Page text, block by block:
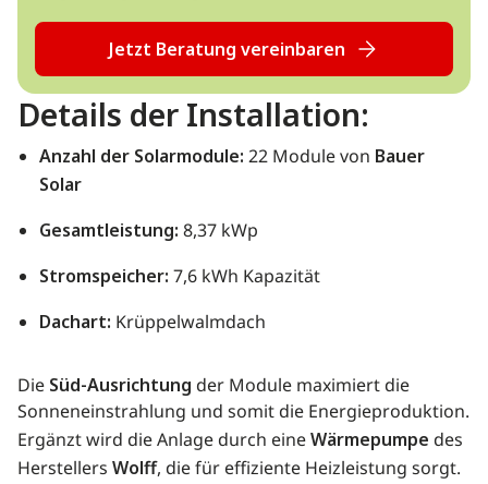
Jetzt Beratung vereinbaren
Details der Installation:
Anzahl der Solarmodule: 22 Module von Bauer
Solar
Gesamtleistung: 8,37 kWp
Stromspeicher: 7,6 kWh Kapazität
Dachart: Krüppelwalmdach
Die Süd-Ausrichtung der Module maximiert die
Sonneneinstrahlung und somit die Energieproduktion.
Ergänzt wird die Anlage durch eineWärmepumpe des
Herstellers Wolff, die für effiziente Heizleistung sorgt.